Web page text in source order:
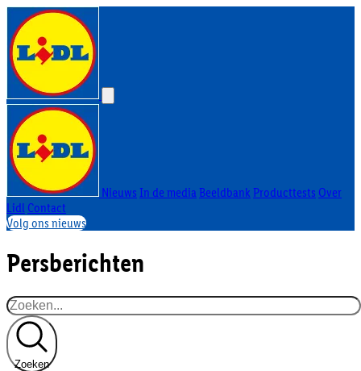
Nieuws In de mediaBeeldbank Producttests Over
Lidl Contact
Volg ons nieuws
Persberichten
Zoeken